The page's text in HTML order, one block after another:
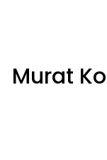
Murat